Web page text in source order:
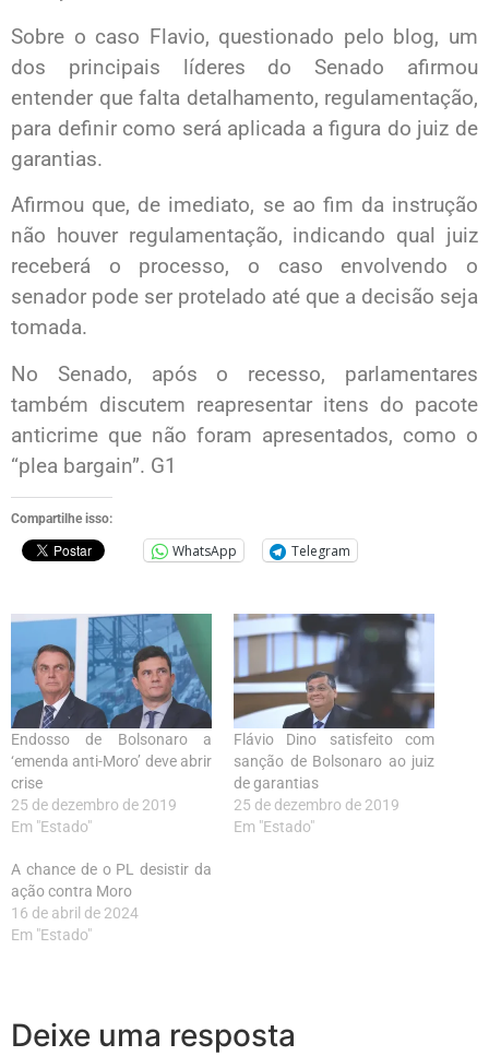
Sobre o caso Flavio, questionado pelo blog, um
dos principais líderes do Senado afirmou
entender que falta detalhamento, regulamentação,
para definir como será aplicada a figura do juiz de
garantias.
Afirmou que, de imediato, se ao fim da instrução
não houver regulamentação, indicando qual juiz
receberá o processo, o caso envolvendo o
senador pode ser protelado até que a decisão seja
tomada.
No Senado, após o recesso, parlamentares
também discutem reapresentar itens do pacote
anticrime que não foram apresentados, como o
“plea bargain”. G1
Compartilhe isso:
WhatsApp Telegram
Endosso de Bolsonaro a
‘emenda anti-Moro’ deve abrir
crise
25 de dezembro de 2019
Em "Estado"
Flávio Dino satisfeito com
sanção de Bolsonaro ao juiz
de garantias
25 de dezembro de 2019
Em "Estado"
A chance de o PL desistir da
ação contra Moro
16 de abril de 2024
Em "Estado"
Deixe uma resposta